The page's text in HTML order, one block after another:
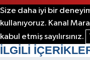
Size daha iyi bir
kullanıyoruz. Kanal
kabul etmiş sayılırsınız.